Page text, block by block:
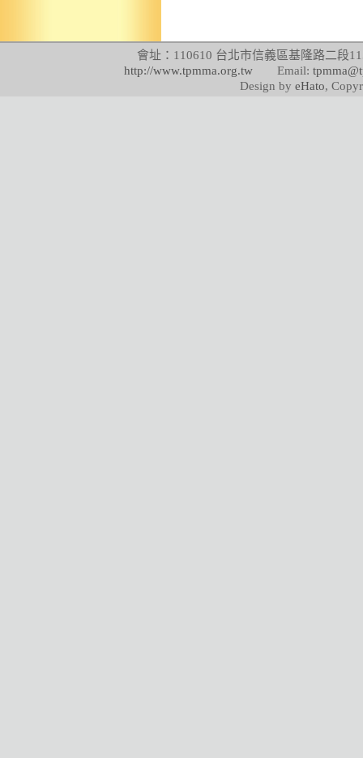
會址：110610 台北市信義區基隆路二
http://www.tpmma.org.twEmail:
Design by eHato,